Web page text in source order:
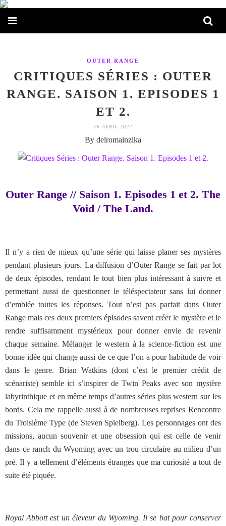
OUTER RANGE
CRITIQUES SÉRIES : OUTER
RANGE. SAISON 1. EPISODES 1
ET 2.
26 AVRIL 2022
By delromainzika
Outer Range // Saison 1. Episodes 1 et 2. The
Void / The Land.
Il n’y a rien de mieux qu’une série qui laisse planer ses mystères
pendant plusieurs jours. La diffusion d’Outer Range se fait par lot
de deux épisodes, rendant le tout bien plus intéressant à suivre et
permettant aussi de questionner le téléspectateur sans lui donner
d’emblée toutes les réponses. Tout n’est pas parfait dans Outer
Range mais ces deux premiers épisodes savent créer le mystère et le
rendre suffisamment mystérieux pour donner envie de revenir
chaque semaine. Mélanger le western à la science-fiction est une
bonne idée qui change aussi de ce que l’on a pour habitude de voir
dans le genre. Brian Watkins (dont c’est le premier crédit de
scénariste) semble ici s’inspirer de Twin Peaks avec son mystère
labyrinthique et en même temps d’autres séries plus western sur les
bords. Cela me rappelle aussi à de nombreuses reprises Rencontre
du Troisième Type (de Steven Spielberg). Les personnages ont des
missions, aucun souvenir et une obsession qui est celle de venir
dans ce ranch du Wyoming avec un trou circulaire au milieu d’un
pré. Il y a tellement d’éléments étranges que ma curiosité a tout de
suite été piquée.
Royal Abbott est un éleveur du Wyoming. Il se bat pour conserver